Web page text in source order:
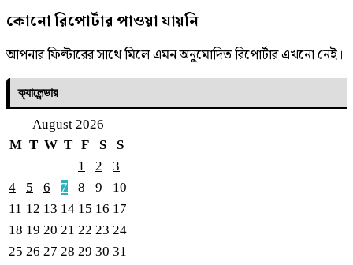
কোনো রিপোর্টার পাওয়া যায়নি
আপনার ফিল্টারের সাথে মিলে এমন অনুমোদিত রিপোর্টার এখনো নেই।
ক্যালেন্ডার
August 2026
M T W T F S
S
1
2
3
4
5 6 7 8 9
10
11 12 13 14 15 16 17
18 19 20 21 22 23 24
25 26 27 28 29 30 31